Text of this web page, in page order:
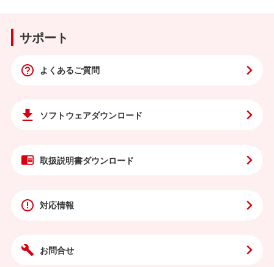
サポート
よくあるご質問
ソフトウェアダウンロード
取扱説明書ダウンロード
対応情報
お問合せ